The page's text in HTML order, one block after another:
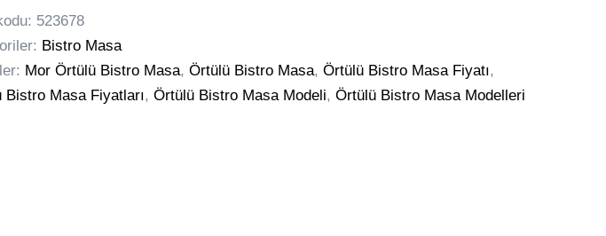
adet
523678
Bistro Masa
Mor Örtülü Bistro Masa, Örtülü Bistro Masa, Örtülü Bistro Masa Fiyatı,
Bistro Masa Fiyatları, Örtülü Bistro Masa Modeli, Örtülü Bistro Masa Modelleri